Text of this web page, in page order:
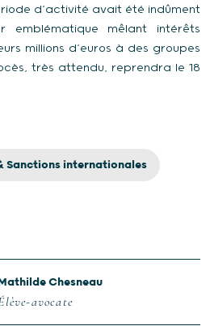
d’activité avait été indûment
emblématique mêlant intérêts
millions d’euros à des groupes
très attendu, reprendra le 18
Sanctions internationales
Chesneau
avocate